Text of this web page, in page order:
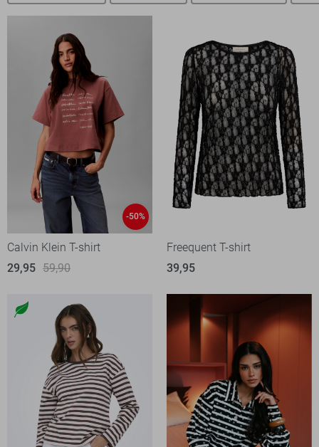
-50%
Calvin Klein T-shirt
29,95 59,90
Freequent T-shirt
39,95